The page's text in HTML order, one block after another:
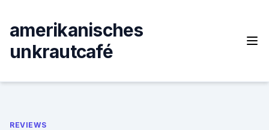
content
amerikanisches
unkrautcafé
REVIEWS